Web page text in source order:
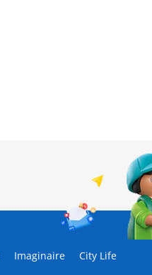
Imaginaire City Life